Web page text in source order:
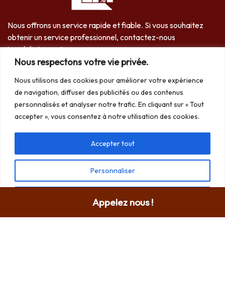
Nous respectons votre vie privée.
Nous utilisons des cookies pour améliorer votre expérience
de navigation, diffuser des publicités ou des contenus
personnalisés et analyser notre trafic. En cliquant sur « Tout
accepter », vous consentez à notre utilisation des cookies.
Personnaliser
Tout rejeter
Accepter tout
Nous offrons un service rapide et fiable. Si vous souhaitez
obtenir un service professionnel, contactez-nous
immédiatement..
Services
Dératisation à Bordeaux
Désinsectisation à Bordeaux
Appelez nous !